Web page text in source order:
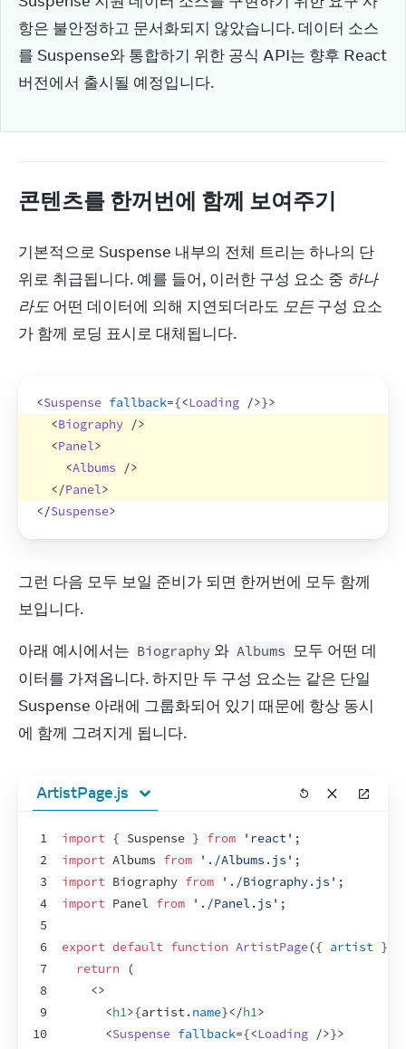
항은 불안정하고 문서화되지 않았습니다. 데이터 소스
를 Suspense와 통합하기 위한 공식 API는 향후 React
버전에서 출시될 예정입니다.
콘텐츠를 한꺼번에 함께 보여주기
기본적으로 Suspense 내부의 전체 트리는 하나의 단
위로 취급됩니다. 예를 들어, 이러한 구성 요소 중 하나
라도 어떤 데이터에 의해 지연되더라도 모든 구성 요소
가 함께 로딩 표시로 대체됩니다.
<Suspense fallback={<Loading />}>
<Biography />
<Panel>
<Albums
/>
</Panel>
</Suspense>
그런 다음 모두 보일 준비가 되면 한꺼번에 모두 함께
보입니다.
아래 예시에서는 Biography 와 Albums 모두 어떤 데
이터를 가져옵니다. 하지만 두 구성 요소는 같은 단일
Suspense 아래에 그룹화되어 있기 때문에 항상 동시
에 함께 그려지게 됩니다.
ArtistPage.js
1
2
3
4
5
6
7
8
9
10
import { Suspense } from 'react' ;
import Albums from './Albums.js' ;
import Biography from './Biography.js' ;
import Panel from './Panel.js' ;
export default function ArtistPage({ artist }
return
(
<>
<h1>{artist. name}</h1>
<Suspense fallback={<Loading />}>